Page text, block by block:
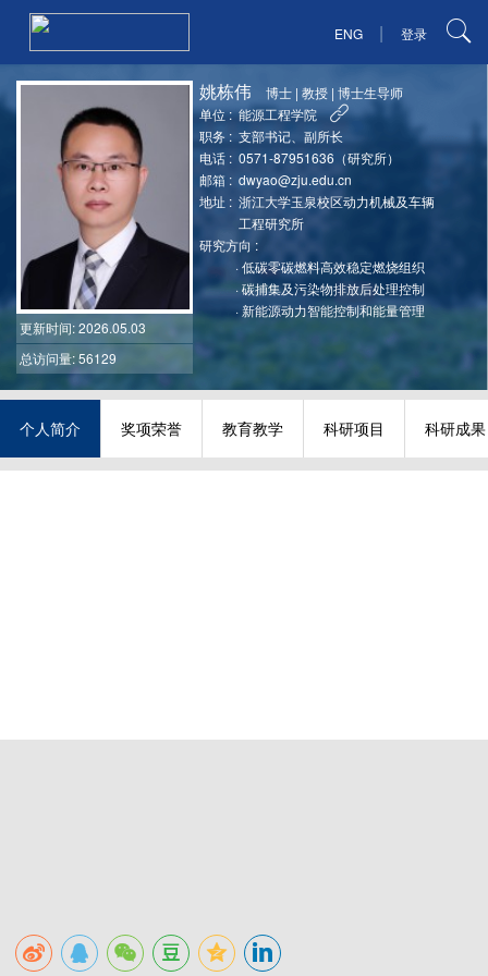
ENG | 登录
更新时间: 2026.05.03
总访问量: 56129
姚栋伟 博士 |教授 |博士生导师
单位 : 能源工程学院
职务 : 支部书记、副所长
电话 : 0571-87951636（研究所）
邮箱 : dwyao@zju.edu.cn
地址 : 浙江大学玉泉校区动力机械及车辆
工程研究所
研究方向 :
·低碳零碳燃料高效稳定燃烧组织
·碳捕集及污染物排放后处理控制
·新能源动力智能控制和能量管理
个人简介 奖项荣誉 教育教学 科研项目 科研成果